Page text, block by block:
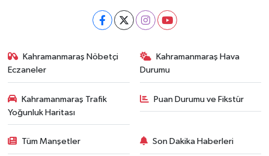
Kahramanmaraş Nöbetçi
Eczaneler
Kahramanmaraş Hava
Durumu
Kahramanmaraş Trafik
Yoğunluk Haritası
Puan Durumu ve Fikstür
Tüm Manşetler Son Dakika Haberleri